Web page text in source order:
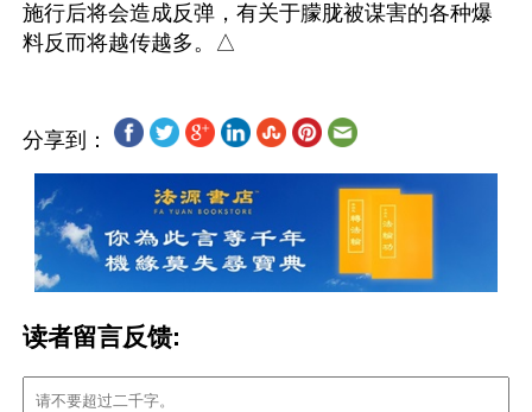
施行后将会造成反弹，有关于朦胧被谋害的各种爆
分享到：
读者留言反馈: